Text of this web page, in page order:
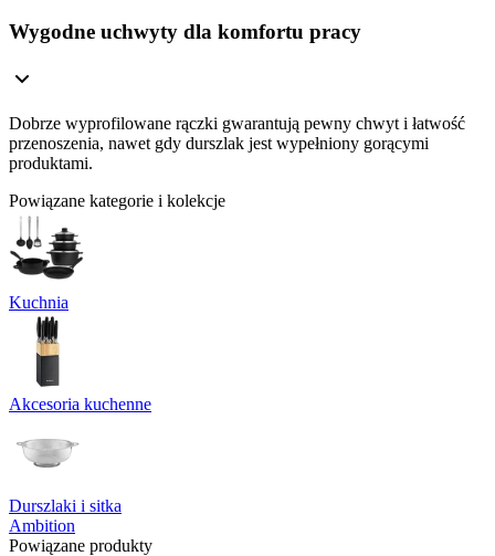
Wygodne uchwyty dla komfortu pracy
Dobrze wyprofilowane rączki gwarantują pewny chwyt i łatwość
przenoszenia, nawet gdy durszlak jest wypełniony gorącymi
produktami.
Powiązane kategorie i kolekcje
Kuchnia
Akcesoria kuchenne
Durszlaki i sitka
Ambition
Powiązane produkty